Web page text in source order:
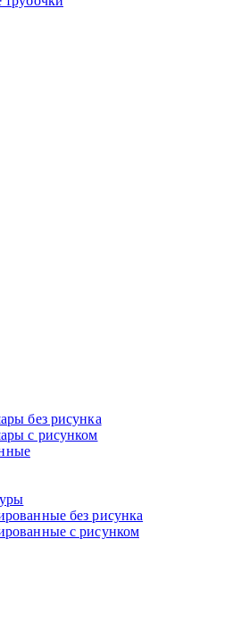
без рисунка
с рисунком
без рисунка
с рисунком